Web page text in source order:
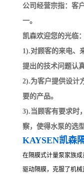
公司经营宗指：客
一。
凯森欢迎您的光临：
1).对顾客的来电、
提出的技术问题认
2).为客户提供设计
要的产品。
3).当顾客有要求时
察，使得水泵的选
KAYSEN凯森
在隔膜式计量泵家族
驱动隔膜，克服了机